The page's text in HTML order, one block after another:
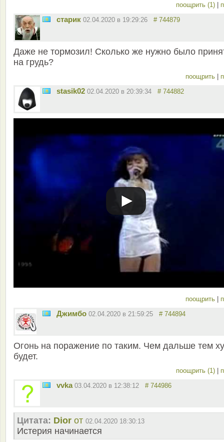
поощрить (1)
старик 02.04.2020 в 19:29:26 # 744879
Даже не тормозил! Сколько же нужно было
на грудь?
поощрить
stasik02 02.04.2020 в 20:39:34 # 744882
поощрить |
Джимбо 02.04.2020 в 21:59:25 # 744894
Огонь на поражение по таким. Чем дальше тем
будет.
поощрить (1) |
vvka 03.04.2020 в 12:38:12 # 744986
Цитата: Dior от 02.04.2020 18:30:13
Истерия начинается